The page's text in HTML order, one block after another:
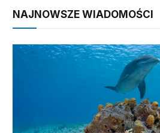
NAJNOWSZE WIADOMOŚCI